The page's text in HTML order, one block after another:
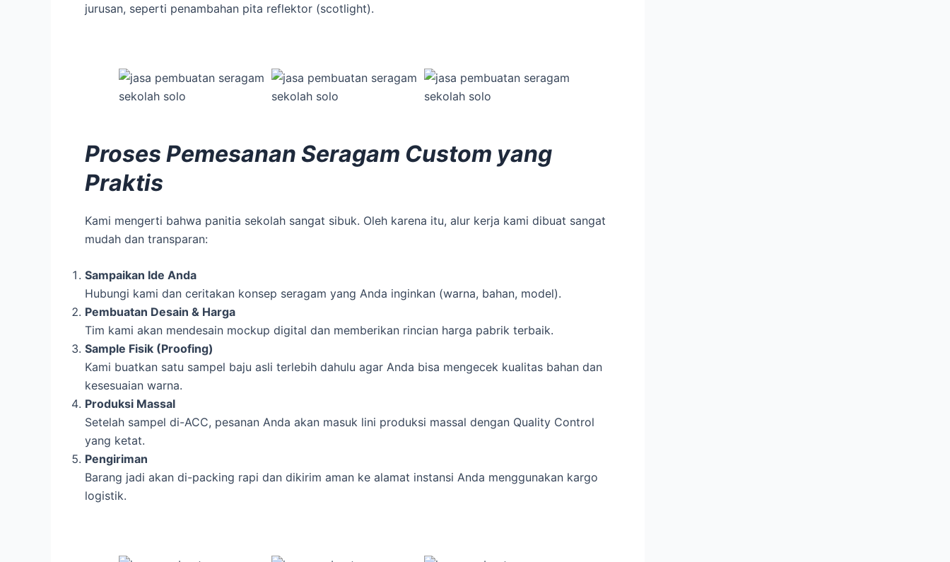
jurusan, seperti penambahan pita reflektor (scotlight).
Proses Pemesanan Seragam Custom yang
Praktis
Kami mengerti bahwa panitia sekolah sangat sibuk. Oleh karena itu, alur kerja kami dibuat sangat
mudah dan transparan:
Sampaikan Ide Anda
Hubungi kami dan ceritakan konsep seragam yang Anda inginkan (warna, bahan, model).
Pembuatan Desain & Harga
Tim kami akan mendesain mockup digital dan memberikan rincian harga pabrik terbaik.
Sample Fisik (Proofing)
Kami buatkan satu sampel baju asli terlebih dahulu agar Anda bisa mengecek kualitas bahan dan
kesesuaian warna.
Produksi Massal
Setelah sampel di-ACC, pesanan Anda akan masuk lini produksi massal dengan Quality Control
yang ketat.
Pengiriman
Barang jadi akan di-packing rapi dan dikirim aman ke alamat instansi Anda menggunakan kargo
logistik.